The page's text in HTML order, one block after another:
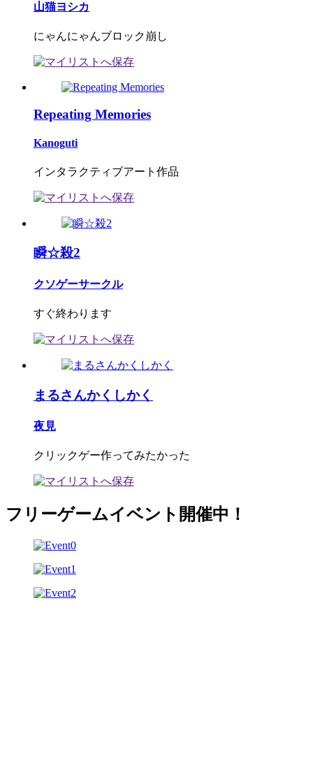
山猫ヨシカ
にゃんにゃんブロック崩し
Repeating Memories
Kanoguti
インタラクティブアート作品
瞬☆殺2
クソゲーサークル
すぐ終わります
まるさんかくしかく
夜見
クリックゲー作ってみたかった
フリーゲームイベント開催中！